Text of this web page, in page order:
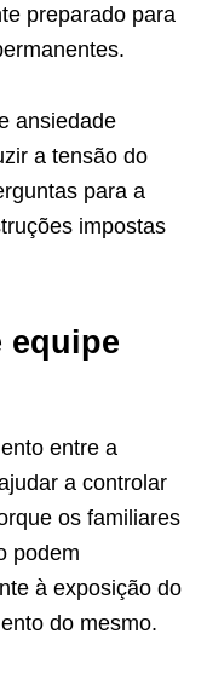
preparado para
ansiedade
a tensão do
para a
impostas
equipe
entre a
a controlar
os familiares
podem
à exposição do
do mesmo.